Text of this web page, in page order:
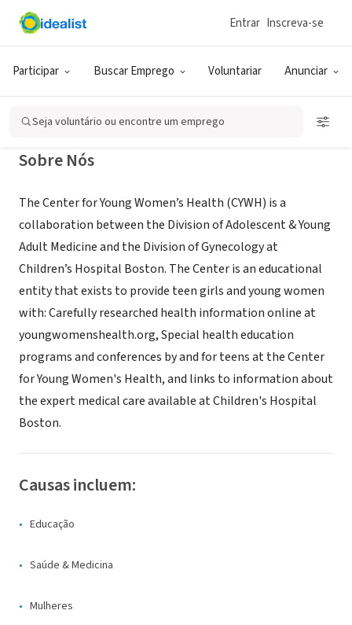
Participar Buscar Emprego Voluntariar Anunciar
Entrar Inscreva-se
Seja voluntário ou encontre um emprego
ONG (SETOR SOCIAL)
Center for Young Women's Health
Sobre Nós
The Center for Young Women’s Health (CYWH) is a
collaboration between the Division of Adolescent & Young
Adult Medicine and the Division of Gynecology at
Children’s Hospital Boston. The Center is an educational
entity that exists to provide teen girls and young women
with: Carefully researched health information online at
youngwomenshealth.org, Special health education
programs and conferences by and for teens at the Center
for Young Women's Health, and links to information about
the expert medical care available at Children's Hospital
Boston.
Causas incluem:
Educação
Saúde & Medicina
Mulheres